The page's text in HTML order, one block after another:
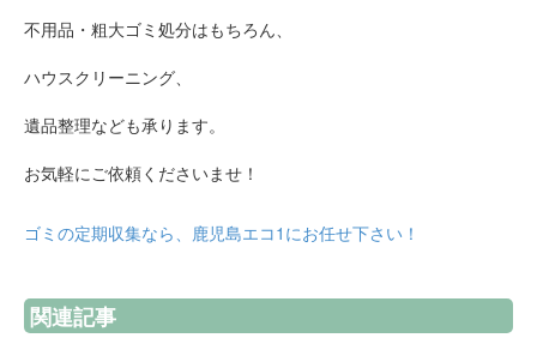
不用品・粗大ゴミ処分はもちろん、
ハウスクリーニング、
遺品整理なども承ります。
お気軽にご依頼くださいませ！
ゴミの定期収集なら、鹿児島エコ1にお任せ下さい！
関連記事